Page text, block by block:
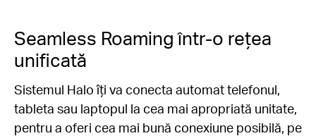
Seamless Roaming într-o rețea
unificată
Sistemul Halo îți va conecta automat telefonul,
tableta sau laptopul la cea mai apropriată unitate,
pentru a oferi cea mai bună conexiune posibilă, pe